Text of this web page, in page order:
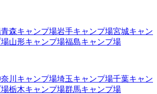
青森キャンプ場岩手キャンプ場宮城キャン
山形キャンプ場福島キャンプ場
川 キャンプ場埼玉キャンプ場千葉キャン
栃木キャンプ場群馬キャンプ場